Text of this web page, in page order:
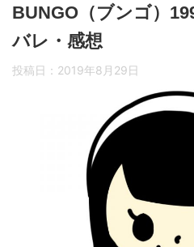
BUNGO（ブンゴ）
バレ・感想
投稿日： 2019年8月29日